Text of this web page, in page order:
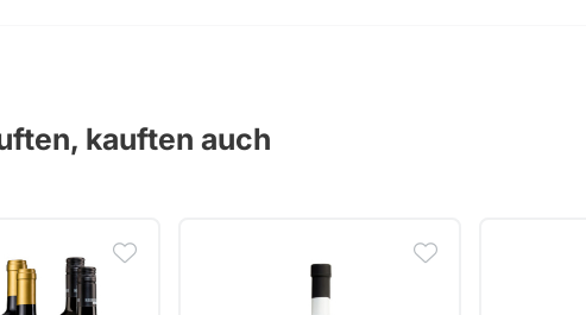
kauften auch